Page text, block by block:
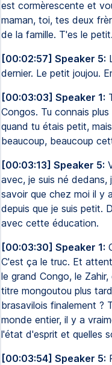
est cormèrescente et
maman, toi, tes deux
de la famille. T'es le petit.
[00:02:57] Speaker 5:
dernier. Le petit joujou.
[00:03:03] Speaker 1:
Congos. Tu connais
quand tu étais petit,
beaucoup, beaucoup
[00:03:13] Speaker 5:
avec, je suis né dedans,
savoir que chez moi il y
depuis que je suis petit.
avec cette éducation.
[00:03:30] Speaker 1:
C'est ça le truc. Et
le grand Congo, le
titre mongoutou plus
brasavilois finalement ?
monde entier, il y a
l'état d'esprit et quelles
[00:03:54] Speaker 5: